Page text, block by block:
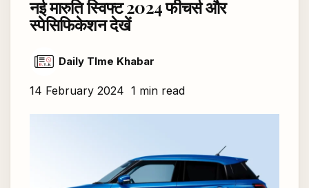
नई मारुति स्विफ्ट 2024 फीचर्स और
स्पेसिफिकेशन देखें
Daily TIme Khabar
14 February 2024 1 min read